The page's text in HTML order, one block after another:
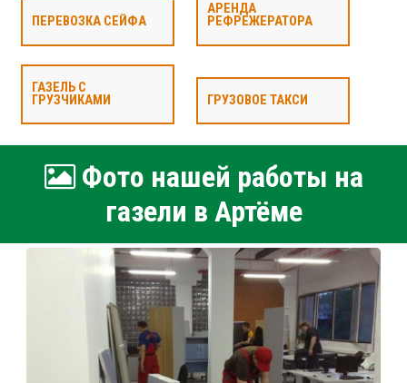
ПЕРЕВОЗКА СЕЙФА
АРЕНДА
РЕФРЕЖЕРАТОРА
ГАЗЕЛЬ С
ГРУЗЧИКАМИ
ГРУЗОВОЕ ТАКСИ
Фото нашей работы на
газели в Артёме